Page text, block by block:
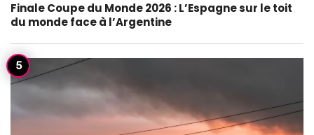
Finale Coupe du Monde 2026 : L’Espagne sur le toit
du monde face à l’Argentine